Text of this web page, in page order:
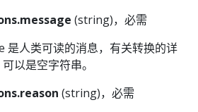
(string)，必需
是人类可读的消息，有关转换的详
以是空字符串。
(string)，必需